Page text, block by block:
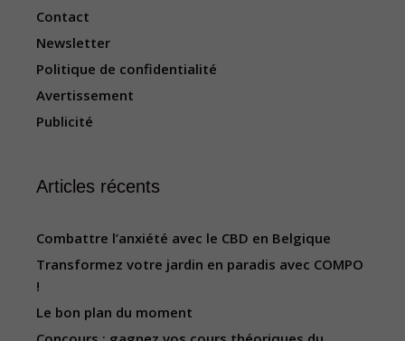
Contact
Newsletter
Politique de confidentialité
Avertissement
Publicité
Articles récents
Combattre l’anxiété avec le CBD en Belgique
Transformez votre jardin en paradis avec COMPO
!
Le bon plan du moment